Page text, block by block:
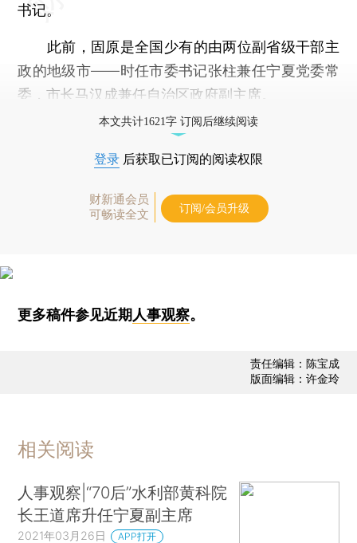
书记。
此前，固原是全国少有的由两位副省级干部主
政的地级市——时任市委书记张柱兼任宁夏党委常
委，市长马汉成兼任自治区政府副主席。
本文共计1621字 订阅后继续阅读
登录 后获取已订阅的阅读权限
财新通会员
可畅读全文
订阅/会员升级
更多稿件参见近期 人事观察。
责任编辑：陈宝成
版面编辑：许金玲
相关阅读
人事观察|“70后”水利部黄科院
长王道席升任宁夏副主席
2021年03月26日 APP打开